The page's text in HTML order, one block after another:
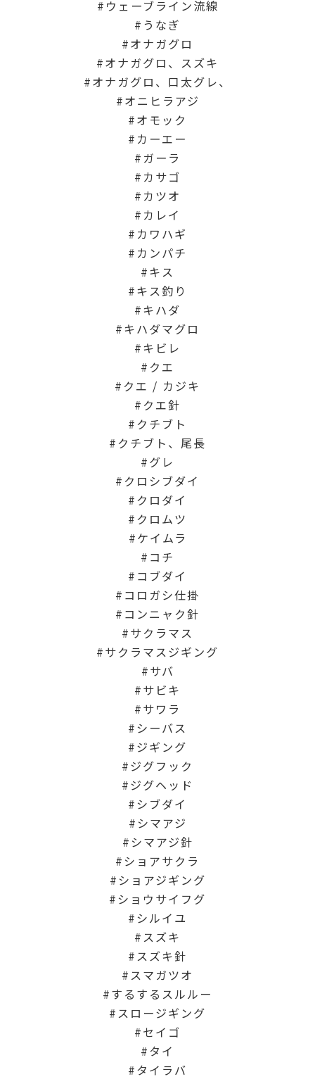
ウェーブライン流線
うなぎ
オナガグロ
オナガグロ、スズキ
オナガグロ、口太グレ、
オニヒラアジ
オモック
カーエー
ガーラ
カサゴ
カツオ
カレイ
カワハギ
カンパチ
キス
キス釣り
キハダ
キハダマグロ
キビレ
クエ
クエ / カジキ
クエ針
クチブト
クチブト、尾長
グレ
クロシブダイ
クロダイ
クロムツ
ケイムラ
コチ
コブダイ
コロガシ仕掛
コンニャク針
サクラマス
サクラマスジギング
サバ
サビキ
サワラ
シーバス
ジギング
ジグフック
ジグヘッド
シブダイ
シマアジ
シマアジ針
ショアサクラ
ショアジギング
ショウサイフグ
シルイユ
スズキ
スズキ針
スマガツオ
するするスルルー
スロージギング
セイゴ
タイ
タイラバ